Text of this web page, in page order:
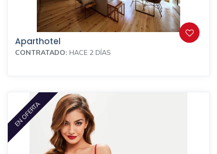
Aparthotel
CONTRATADO: HACE 2 DÍAS
EN OFERTA